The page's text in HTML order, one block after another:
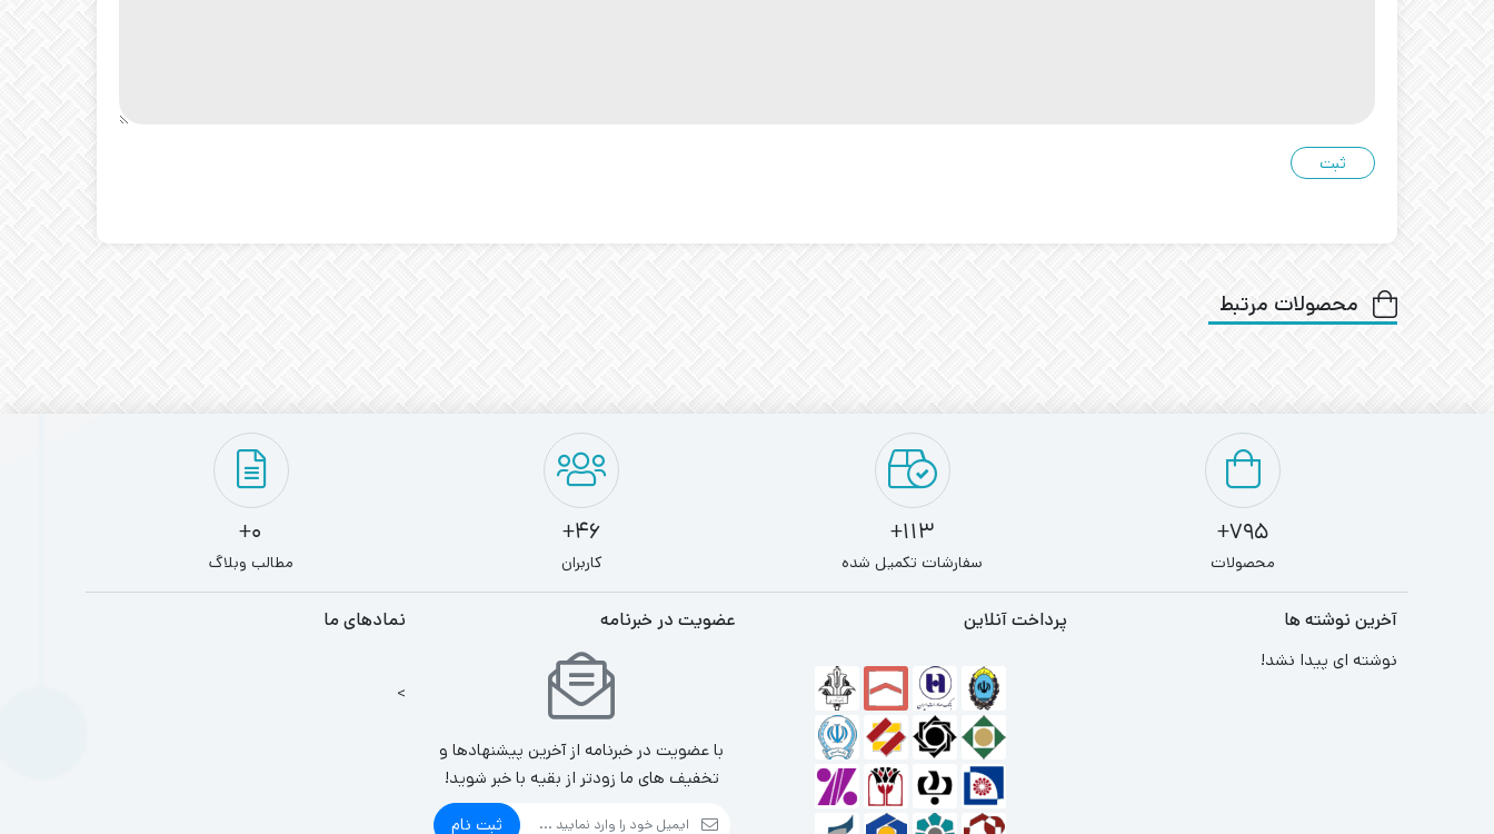
محصولات مرتبط
795+
محصولات
113+
سفارشات تکمیل شده
46+
کاربران
0+
مطالب وبلاگ
آخرین نوشته ها
نوشته ای پیدا نشد!
پرداخت آنلاین عضویت در خبرنامه
با عضویت در خبرنامه از آخرین پیشنهادها و
تخفیف های ما زودتر از بقیه با خبر شوید!
ثبت نام
نمادهای ما
>